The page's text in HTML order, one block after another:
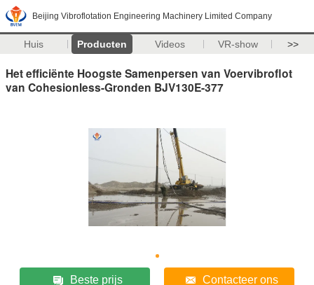
Beijing Vibroflotation Engineering Machinery Limited Company
Huis Producten Videos VR-show >>
Het efficiënte Hoogste Samenpersen van Voervibroflot
van Cohesionless-Gronden BJV130E-377
Beste prijs Contacteer ons